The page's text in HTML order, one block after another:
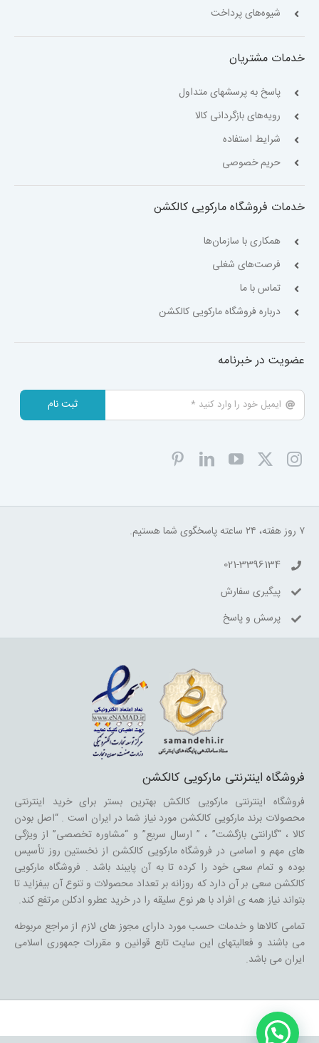
شیوه‌های پرداخت
خدمات مشتریان
پاسخ به پرسشهای متداول
رویه‌های بازگردانی کالا
شرایط استفاده
حریم خصوصی
خدمات فروشگاه مارکویی کالکشن
همکاری با سازمان‌ها
فرصت‌های شغلی
تماس با ما
درباره فروشگاه مارکویی کالکشن
عضویت در خبرنامه
ثبت نام
۷ روز هفته، ۲۴ ساعته پاسخگوی شما هستیم.
021-3396134
پیگیری سفارش
پرسش و پاسخ
فروشگاه اینترنتی مارکویی کالکشن
فروشگاه اینترنتی مارکویی کالکش بهترین بستر برای خرید اینترنتی
محصولات برند مارکویی کالکشن مورد نیاز شما در ایران است . “اصل بودن
کالا ، “گارانتی بازگشت” ، ” ارسال سریع” و “مشاوره تخصصی” از ویژگی
های مهم و اساسی در فروشگاه مارکویی کالکشن از نخستین روز تأسیس
بوده و تمام سعی خود را کرده تا به آن پایبند باشد . فروشگاه مارکویی
کالکشن سعی بر آن دارد که روزانه بر تعداد محصولات و تنوع آن بیفزاید تا
بتواند نیاز همه ی افراد با هر نوع سلیقه را در خرید عطرو ادکلن مرتفع کند.
تمامی کالاها و خدمات حسب مورد دارای مجوز های لازم از مراجع مربوطه
می باشند و فعالیتهای این سایت تابع قوانین و مقررات جمهوری اسلامی
ایران می باشد.